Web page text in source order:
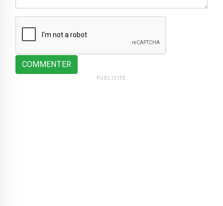
COMMENTER
PUBLICITÉ